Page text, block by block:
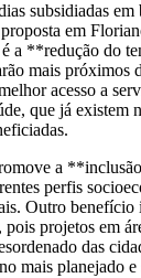
subsidiadas em
em
a **redução do
mais próximos
acesso a
que já existem
a
perfis
Outro
projetos em
das
mais planejado e